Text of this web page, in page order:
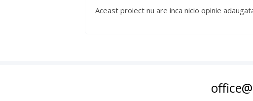
Aceast proiect nu are inca nicio opinie
Politica de confidențialitate/ Politica